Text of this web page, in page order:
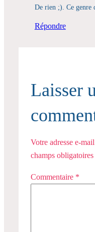
De rien ;). Ce genre
Répondre
Laisser
Votre adresse e-
champs
Commentaire *